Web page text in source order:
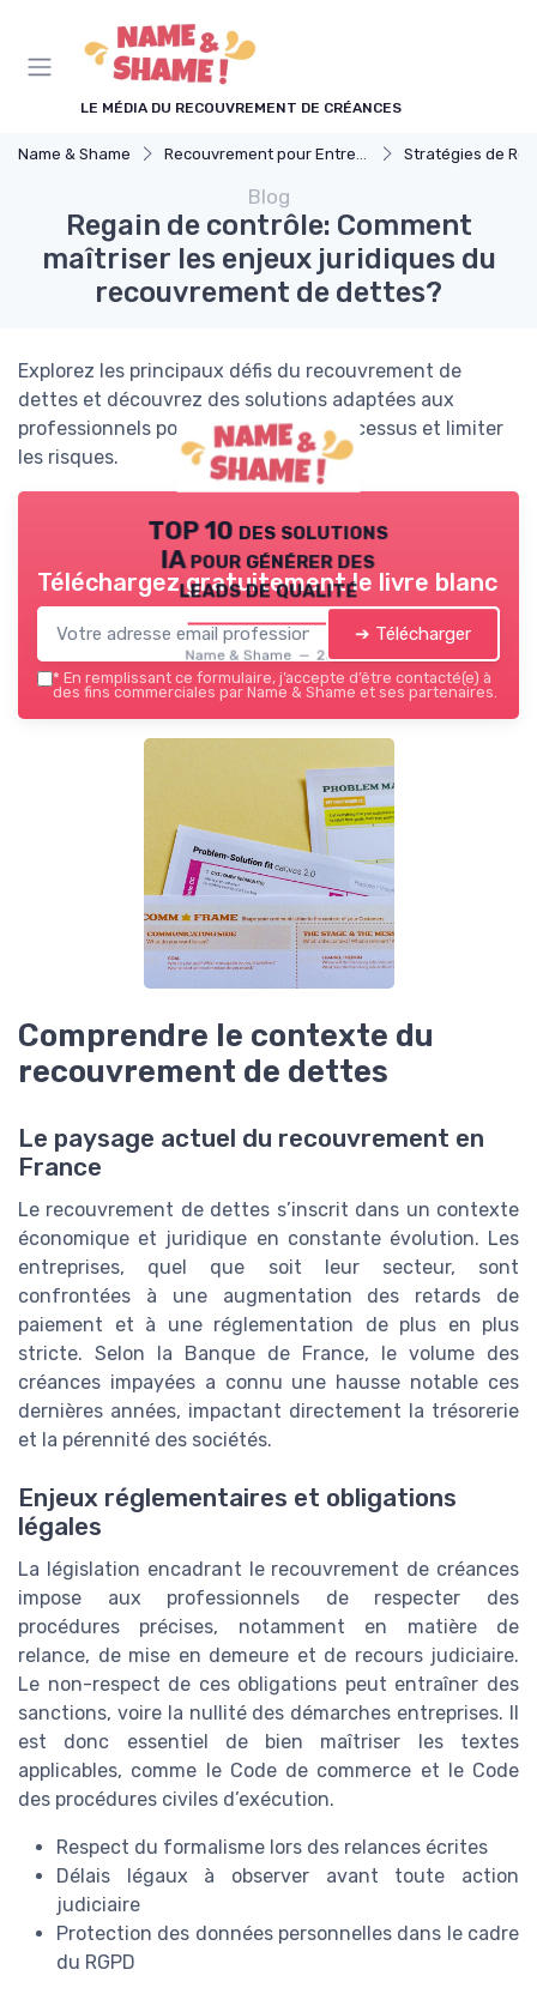
LE MÉDIA DU RECOUVREMENT DE CRÉANCES
Name & Shame Recouvrement pour Entreprises Stratégies de
Blog
Regain de contrôle: Comment
maîtriser les enjeux juridiques du
recouvrement de dettes?
Explorez les principaux défis du recouvrement de
dettes et découvrez des solutions adaptées aux
professionnels pour optimiser vos processus et limiter
les risques.
TOP 10 des solutions
IA pour générer des
leads de qualité
Name & Shame — 2026
Téléchargez gratuitement le livre blanc
➔ Télécharger
* En remplissant ce formulaire, j’accepte d’être contacté(e) à
des fins commerciales par Name & Shame et ses partenaires.
Comprendre le contexte du
recouvrement de dettes
Le paysage actuel du recouvrement en
France
Le recouvrement de dettes s’inscrit dans un contexte
économique et juridique en constante évolution. Les
entreprises, quel que soit leur secteur, sont
confrontées à une augmentation des retards de
paiement et à une réglementation de plus en plus
stricte. Selon la Banque de France, le volume des
créances impayées a connu une hausse notable ces
dernières années, impactant directement la trésorerie
et la pérennité des sociétés.
Enjeux réglementaires et obligations
légales
La législation encadrant le recouvrement de créances
impose aux professionnels de respecter des
procédures précises, notamment en matière de
relance, de mise en demeure et de recours judiciaire.
Le non-respect de ces obligations peut entraîner des
sanctions, voire la nullité des démarches entreprises. Il
est donc essentiel de bien maîtriser les textes
applicables, comme le Code de commerce et le Code
des procédures civiles d’exécution.
Respect du formalisme lors des relances écrites
Délais légaux à observer avant toute action
judiciaire
Protection des données personnelles dans le cadre
du RGPD